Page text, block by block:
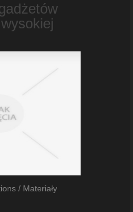
/ Materiały